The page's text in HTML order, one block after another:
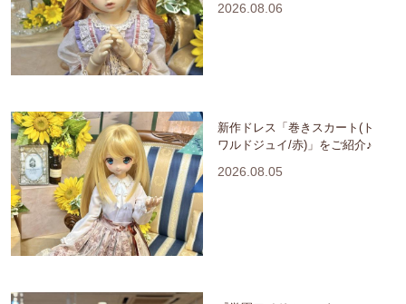
2026.08.06
新作ドレス「巻きスカート(ト
ワルドジュイ/赤)」をご紹介♪
2026.08.05